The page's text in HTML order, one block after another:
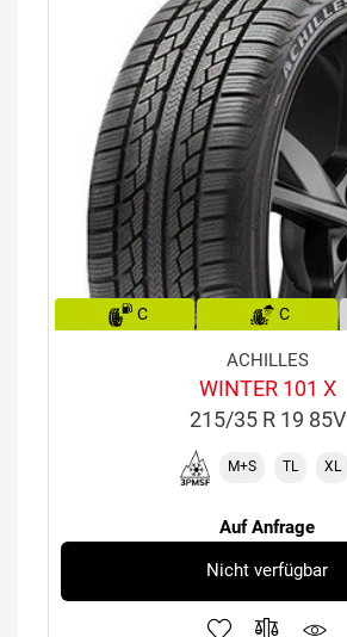
C C
ACHILLES
WINTER 101 X
215/35 R 19 85V
M+S TL XL
Auf Anfrage
Nicht verfügbar